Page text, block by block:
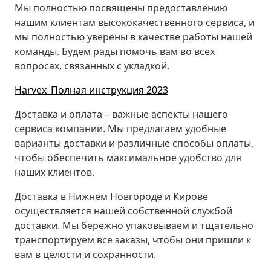
Мы полностью посвящены предоставлению
нашим клиентам высококачественного сервиса, и
мы полностью уверены в качестве работы нашей
команды. Будем рады помочь вам во всех
вопросах, связанных с укладкой.
Harvex_Полная инструкция 2023
Доставка и оплата – важные аспекты нашего
сервиса компании. Мы предлагаем удобные
варианты доставки и различные способы оплаты,
чтобы обеспечить максимальное удобство для
наших клиентов.
Доставка в Нижнем Новгороде и Кирове
осуществляется нашей собственной службой
доставки. Мы бережно упаковываем и тщательно
транспортируем все заказы, чтобы они пришли к
вам в целости и сохранности.